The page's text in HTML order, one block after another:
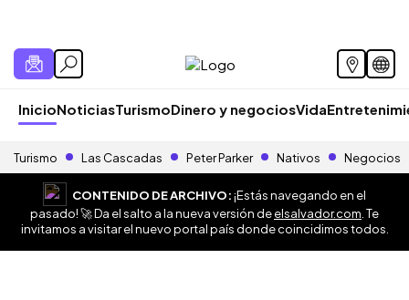
InicioNoticiasTurismoDinero y negociosVida
Turismo Las Cascadas Peter Parker Nativos Negocios
CONTENIDO DE ARCHIVO:¡Estás navegando en el
pasado! 🚀 Da el salto a la nueva versión deelsalvador.com . Te
invitamos a visitar el nuevo portal país donde coincidimos todos.